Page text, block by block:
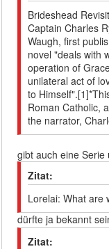
Brideshead
Captain Charles
Waugh, first
novel "deals with
operation of
unilateral act of
to
Roman Catholic,
the narrator,
gibt auch eine Serie
Zitat:
Lorelai: What are
dürfte ja bekannt
Zitat: